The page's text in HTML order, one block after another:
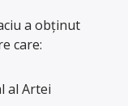
a obținut
care:
al Artei